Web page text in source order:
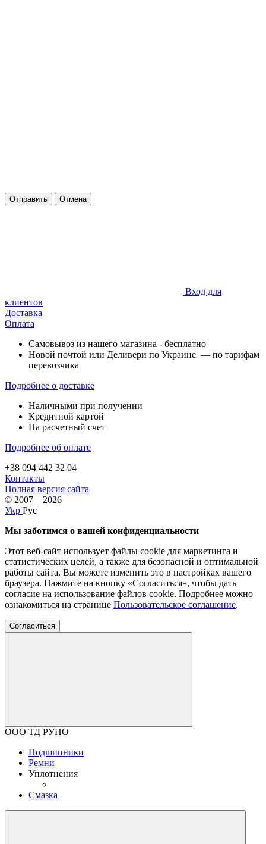
Отправить Отмена
Вход для
клиентов
Доставка
Оплата
Самовывоз из нашего магазина - бесплатно
Новой почтой или Деливери по Украине — по тарифам
перевозчика
Подробнее о доставке
Наличными при получении
Кредитной картой
На расчетный счет
Подробнее об оплате
+38 094 442 32 04
Контакты
Полная версия сайта
© 2007—2026
Укр Рус
Мы заботимся о вашей конфиденциальности
Этот веб-сайт использует файлы cookie для маркетинга и
статистических целей, а также для безопасной и оптимальной
работы сайта. Вы можете изменить это в настройках вашего
браузера. Нажмите на кнопку «Согласиться», чтобы дать
согласие на использование файлов cookie. Подробнее можно
ознакомиться на странице Пользовательское соглашение.
Согласиться
ООО ТД РУНО
Подшипники
Ремни
Уплотнения
Смазка